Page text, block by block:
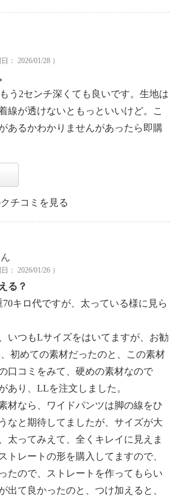
： 2026/01/28 ）
う2センチ深くても良いです。生地は
線が透けないともっといいけど。こ
あるかわかりませんがあったら即購
チコミを見る
： 2026/01/26 ）
る？
キロ代ですが、太っている様に見ら
いつもLサイズをはいてますが、お勧
初めての素材だったのと、この素材
口コミをみて、硬めの素材なので
あり、LLを注文しました。
材なら、ワイドパンツは脚の線をひ
なと期待してましたが、サイズが大
太ってみえて、全くキレイに見えま
トレートの形を購入してますので、
たので、ストレートを作ってもらい
出て良かったのと、つけ加えると、